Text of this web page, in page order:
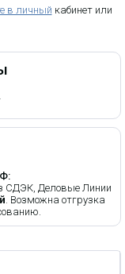
в личный кабинет или
СДЭК, Деловые Линии
. Возможна отгрузка